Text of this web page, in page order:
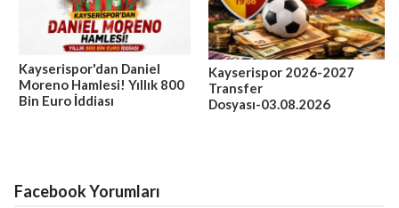
Kayserispor'dan Daniel
Moreno Hamlesi! Yıllık 800
Bin Euro İddiası
Kayserispor 2026-2027
Transfer
Dosyası-03.08.2026
Facebook Yorumları